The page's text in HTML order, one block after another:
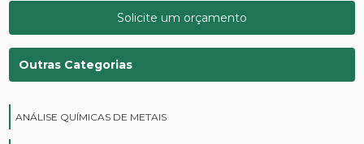
Solicite um orçamento
Outras Categorias
ANÁLISE QUÍMICAS DE METAIS